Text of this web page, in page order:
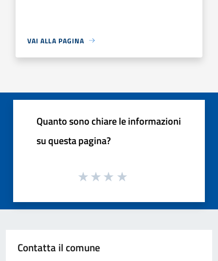
VAI ALLA PAGINA
Quanto sono chiare le informazioni
su questa pagina?
Contatta il comune